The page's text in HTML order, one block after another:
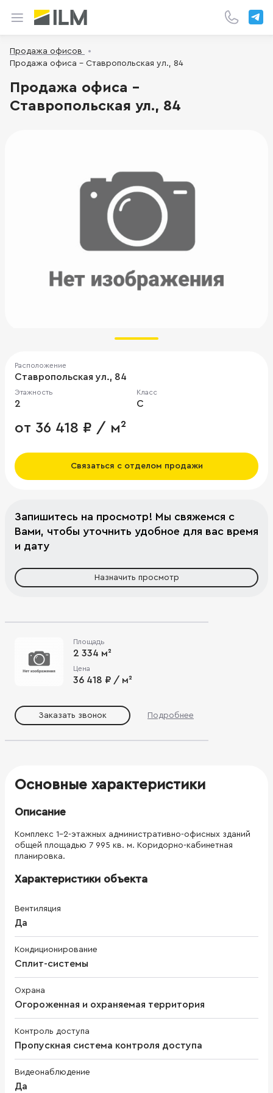
Продажа офисов
Продажа офиса - Ставропольская ул., 84
Продажа офиса -
Ставропольская ул., 84
Расположение
Ставропольская ул., 84
Этажность
2
Класс
C
от 36 418 ₽ / м²
Связаться с отделом продажи
Запишитесь на просмотр! Мы свяжемся с
Вами, чтобы уточнить удобное для вас время
и дату
Назначить просмотр
Площадь
2 334 м²
Цена
36 418 ₽ / м²
Заказать звонок Подробнее
Основные характеристики
Описание
Комплекс 1-2-этажных административно-офисных зданий
общей площадью 7 995 кв. м. Коридорно-кабинетная
планировка.
Характеристики объекта
Вентиляция
Да
Кондиционирование
Сплит-системы
Охрана
Огороженная и охраняемая территория
Контроль доступа
Пропускная система контроля доступа
Видеонаблюдение
Да